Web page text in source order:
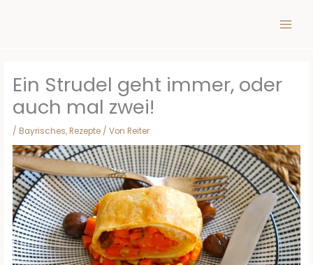
Ein Strudel geht immer, oder
auch mal zwei!
/ Bayrisches, Rezepte / Von Reiter